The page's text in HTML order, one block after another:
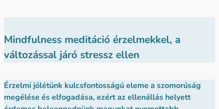
Mindfulness meditáció érzelmekkel, a
változással járó stressz ellen
Érzelmi jólétünk kulcsfontosságú eleme a szomorúság
megélése és elfogadása, ezért az ellenállás helyett